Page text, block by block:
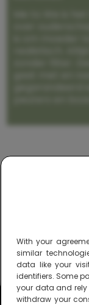
With your
similar
data like your
identifiers. Some
your data and rely
withdraw your